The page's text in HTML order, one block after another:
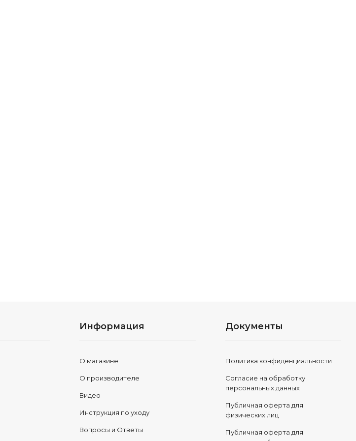
Информация
О магазине
О производителе
Видео
Инструкция по уходу
Вопросы и Ответы
Документы
Политика конфиденциальности
Согласие на обработку
персональных данных
Публичная оферта для
физических лиц
Публичная оферта для